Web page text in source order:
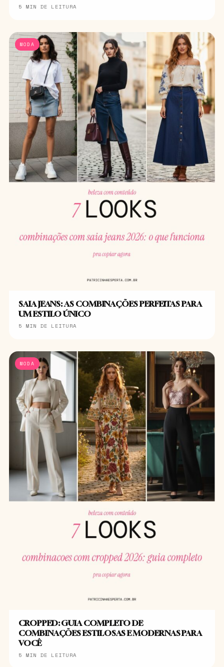
5 MIN DE LEITURA
MODA
SAIA JEANS: AS COMBINAÇÕES PERFEITAS PARA
UM ESTILO ÚNICO
5 MIN DE LEITURA
MODA
CROPPED: GUIA COMPLETO DE
COMBINAÇÕES ESTILOSAS E MODERNAS PARA
VOCÊ
5 MIN DE LEITURA